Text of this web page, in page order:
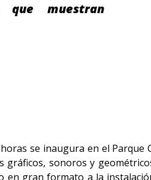
que muestran
se inaugura en el
gráficos, sonoros y
en gran formato a la